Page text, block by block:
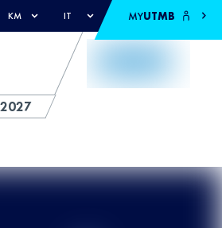
KM IT MYUTMB
2027